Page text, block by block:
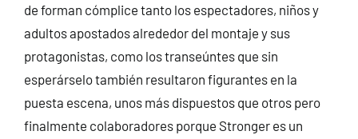
de forman cómplice tanto los espectadores, niños y
adultos apostados alrededor del montaje y sus
protagonistas, como los transeúntes que sin
esperárselo también resultaron figurantes en la
puesta escena, unos más dispuestos que otros pero
finalmente colaboradores porque Stronger es un